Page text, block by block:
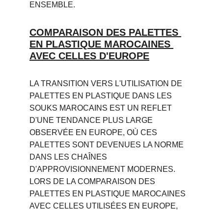
ENSEMBLE.
COMPARAISON DES PALETTES
EN PLASTIQUE MAROCAINES
AVEC CELLES D'EUROPE
LA TRANSITION VERS L'UTILISATION DE
PALETTES EN PLASTIQUE DANS LES
SOUKS MAROCAINS EST UN REFLET
D'UNE TENDANCE PLUS LARGE
OBSERVÉE EN EUROPE, OÙ CES
PALETTES SONT DEVENUES LA NORME
DANS LES CHAÎNES
D'APPROVISIONNEMENT MODERNES.
LORS DE LA COMPARAISON DES
PALETTES EN PLASTIQUE MAROCAINES
AVEC CELLES UTILISÉES EN EUROPE,